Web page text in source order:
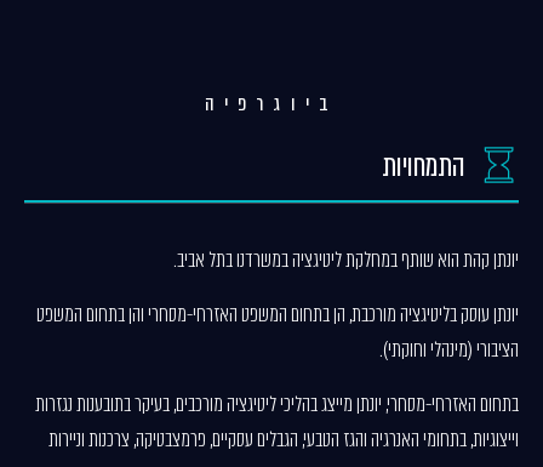
ביוגרפיה
התמחויות
יונתן קהת הוא שותף במחלקת ליטיגציה במשרדנו בתל אביב.
יונתן עוסק בליטיגציה מורכבת, הן בתחום המשפט האזרחי-מסחרי והן בתחום המשפט
הציבורי (מינהלי וחוקתי).
בתחום האזרחי-מסחרי, יונתן מייצג בהליכי ליטיגציה מורכבים, בעיקר בתובענות נגזרות
וייצוגיות, בתחומי האנרגיה והגז הטבעי, הגבלים עסקיים, פרמצבטיקה, צרכנות וניירות